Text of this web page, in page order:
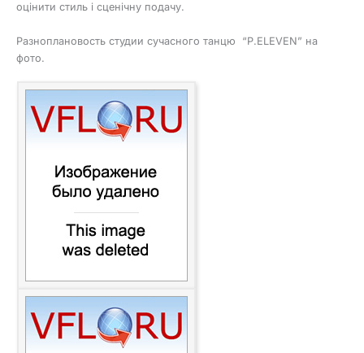
оцінити стиль і сценічну подачу.
Разноплановость студии сучасного танцю “P.ELEVEN” на
фото.